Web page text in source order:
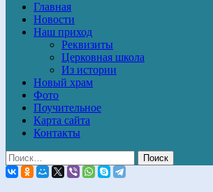
Главная
Новости
Наш приход
Реквизиты
Церковная школа
Из истории
Новый храм
Фото
Поучительное
Карта сайта
Контакты